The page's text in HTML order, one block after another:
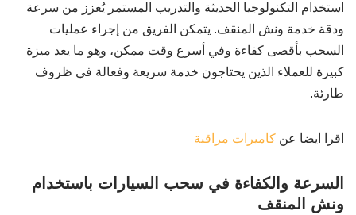
استخدام التكنولوجيا الحديثة والتدريب المستمر يُعزز من سرعة
ودقة خدمة ونش المنقف. يتمكن الفريق من إجراء عمليات
السحب بأقصى كفاءة وفي أسرع وقت ممكن، وهو ما يعد ميزة
كبيرة للعملاء الذين يحتاجون خدمة سريعة وفعالة في ظروف
طارئة.
اقرا ايضا عن كاميرات مراقبة
السرعة والكفاءة في سحب السيارات باستخدام
ونش المنقف